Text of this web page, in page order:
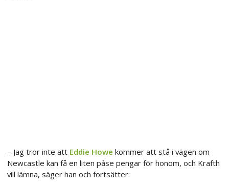
– Jag tror inte att Eddie Howe kommer att stå i vägen om
Newcastle kan få en liten påse pengar för honom, och Krafth
vill lämna, säger han och fortsätter: